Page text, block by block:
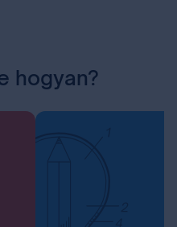
hogyan?